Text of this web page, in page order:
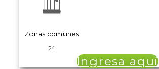
Zonas comunes
24
Ingresa aquí